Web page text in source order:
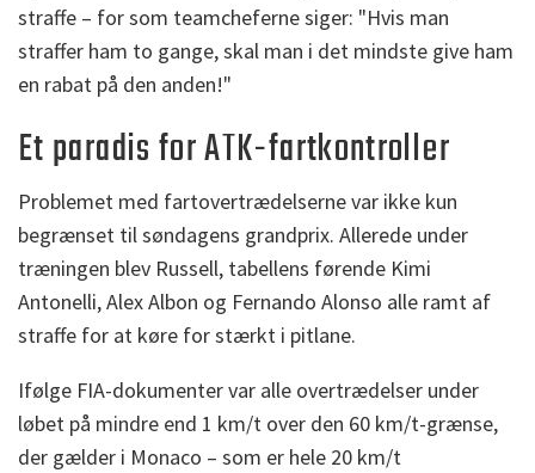
straffe – for som teamcheferne siger: "Hvis man
straffer ham to gange, skal man i det mindste give ham
en rabat på den anden!"
Et paradis for ATK-fartkontroller
Problemet med fartovertrædelserne var ikke kun
begrænset til søndagens grandprix. Allerede under
træningen blev Russell, tabellens førende Kimi
Antonelli, Alex Albon og Fernando Alonso alle ramt af
straffe for at køre for stærkt i pitlane.
Ifølge FIA-dokumenter var alle overtrædelser under
løbet på mindre end 1 km/t over den 60 km/t-grænse,
der gælder i Monaco – som er hele 20 km/t